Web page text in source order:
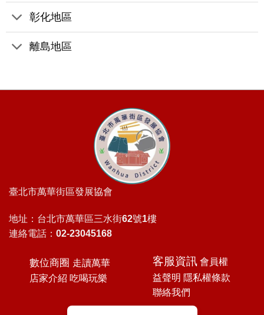
彰化地區
離島地區
臺北市萬華街區發展協會
地址：台北市萬華區三水街62號1樓
連絡電話：02-23045168
數位商圈 走讀萬華
店家介紹 吃喝玩樂
客服資訊 會員權
益聲明 隱私權條款
聯絡我們